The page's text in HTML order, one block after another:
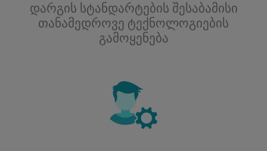
დარგის სტანდარტების შესაბამისი
თანამედროვე ტექნოლოგიების
გამოყენება